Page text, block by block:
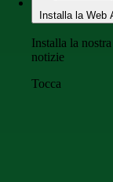
Installa la Web
Installa la
notizie
Tocca